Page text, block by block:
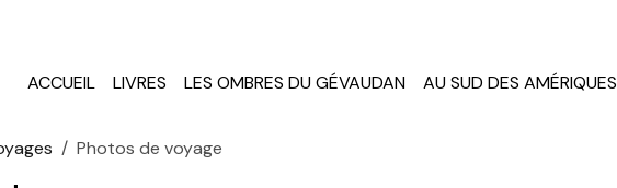
ACCUEIL LIVRES LES OMBRES DU GÉVAUDAN AU SUD DES AMÉRIQUES
Photos de voyage